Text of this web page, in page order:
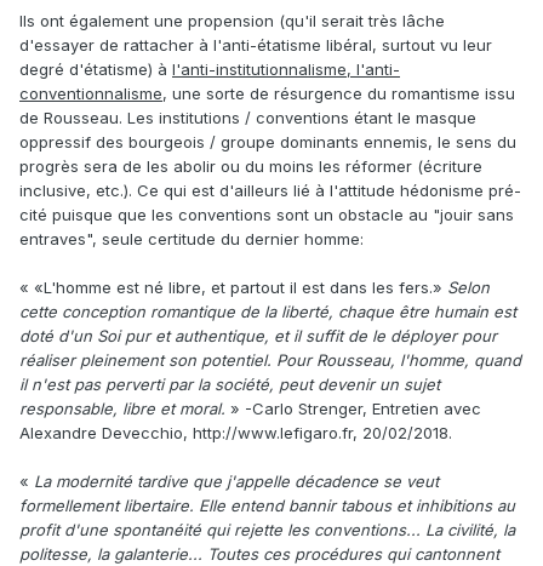
Ils ont également une propension (qu'il serait très lâche
d'essayer de rattacher à l'anti-étatisme libéral, surtout vu leur
degré d'étatisme) à l'anti-institutionnalisme, l'anti-
conventionnalisme, une sorte de résurgence du romantisme issu
de Rousseau. Les institutions / conventions étant le masque
oppressif des bourgeois / groupe dominants ennemis, le sens du
progrès sera de les abolir ou du moins les réformer (écriture
inclusive, etc.). Ce qui est d'ailleurs lié à l'attitude hédonisme pré-
cité puisque que les conventions sont un obstacle au "jouir sans
entraves", seule certitude du dernier homme:
« «L'homme est né libre, et partout il est dans les fers.» Selon
cette conception romantique de la liberté, chaque être humain est
doté d'un Soi pur et authentique, et il suffit de le déployer pour
réaliser pleinement son potentiel. Pour Rousseau, l'homme, quand
il n'est pas perverti par la société, peut devenir un sujet
responsable, libre et moral. » -Carlo Strenger, Entretien avec
Alexandre Devecchio, http://www.lefigaro.fr, 20/02/2018.
« La modernité tardive que j'appelle décadence se veut
formellement libertaire. Elle entend bannir tabous et inhibitions au
profit d'une spontanéité qui rejette les conventions... La civilité, la
politesse, la galanterie... Toutes ces procédures qui cantonnent